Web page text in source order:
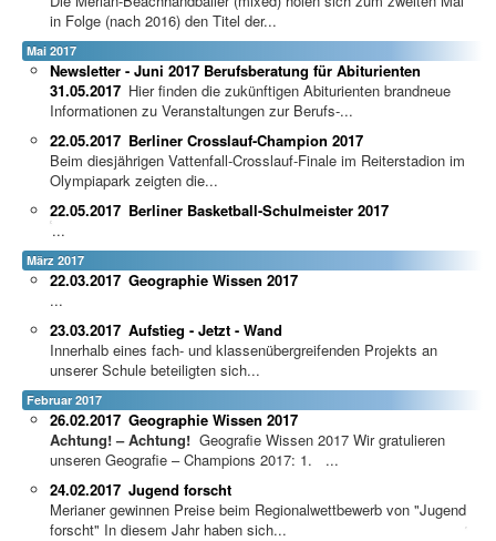
in Folge (nach 2016) den Titel der...
Mai 2017
Newsletter - Juni 2017 Berufsberatung für Abiturienten
31.05.2017 Hier finden die zukünftigen Abiturienten brandneue
Informationen zu Veranstaltungen zur Berufs-...
Berliner Crosslauf-Champion 2017
22.05.2017
Beim diesjährigen Vattenfall-Crosslauf-Finale im Reiterstadion im
Olympiapark zeigten die...
Berliner Basketball-Schulmeister 2017
22.05.2017
...
März 2017
Geographie Wissen 2017
22.03.2017
...
Aufstieg - Jetzt - Wand
23.03.2017
Innerhalb eines fach- und klassenübergreifenden Projekts an
unserer Schule beteiligten sich...
Februar 2017
Geographie Wissen 2017
26.02.2017
Achtung! – Achtung! Geografie Wissen 2017 Wir gratulieren
unseren Geografie – Champions 2017: 1. ...
Jugend forscht
24.02.2017
Merianer gewinnen Preise beim Regionalwettbewerb von "Jugend
forscht" In diesem Jahr haben sich...